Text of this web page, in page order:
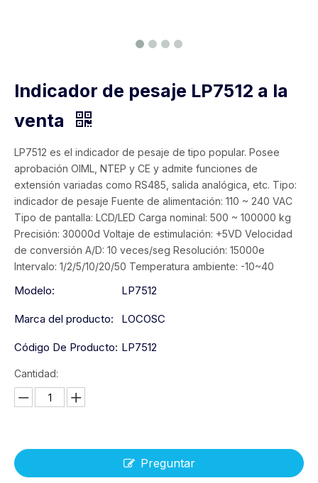
Indicador de pesaje LP7512 a la
venta
LP7512 es el indicador de pesaje de tipo popular. Posee
aprobación OIML, NTEP y CE y admite funciones de
extensión variadas como RS485, salida analógica, etc. Tipo:
indicador de pesaje Fuente de alimentación: 110 ~ 240 VAC
Tipo de pantalla: LCD/LED Carga nominal: 500 ~ 100000 kg
Precisión: 30000d Voltaje de estimulación: +5VD Velocidad
de conversión A/D: 10 veces/seg Resolución: 15000e
Intervalo: 1/2/5/10/20/50 Temperatura ambiente: -10~40
Modelo: LP7512
Marca del producto: LOCOSC
Código De Producto: LP7512
Cantidad:
Preguntar